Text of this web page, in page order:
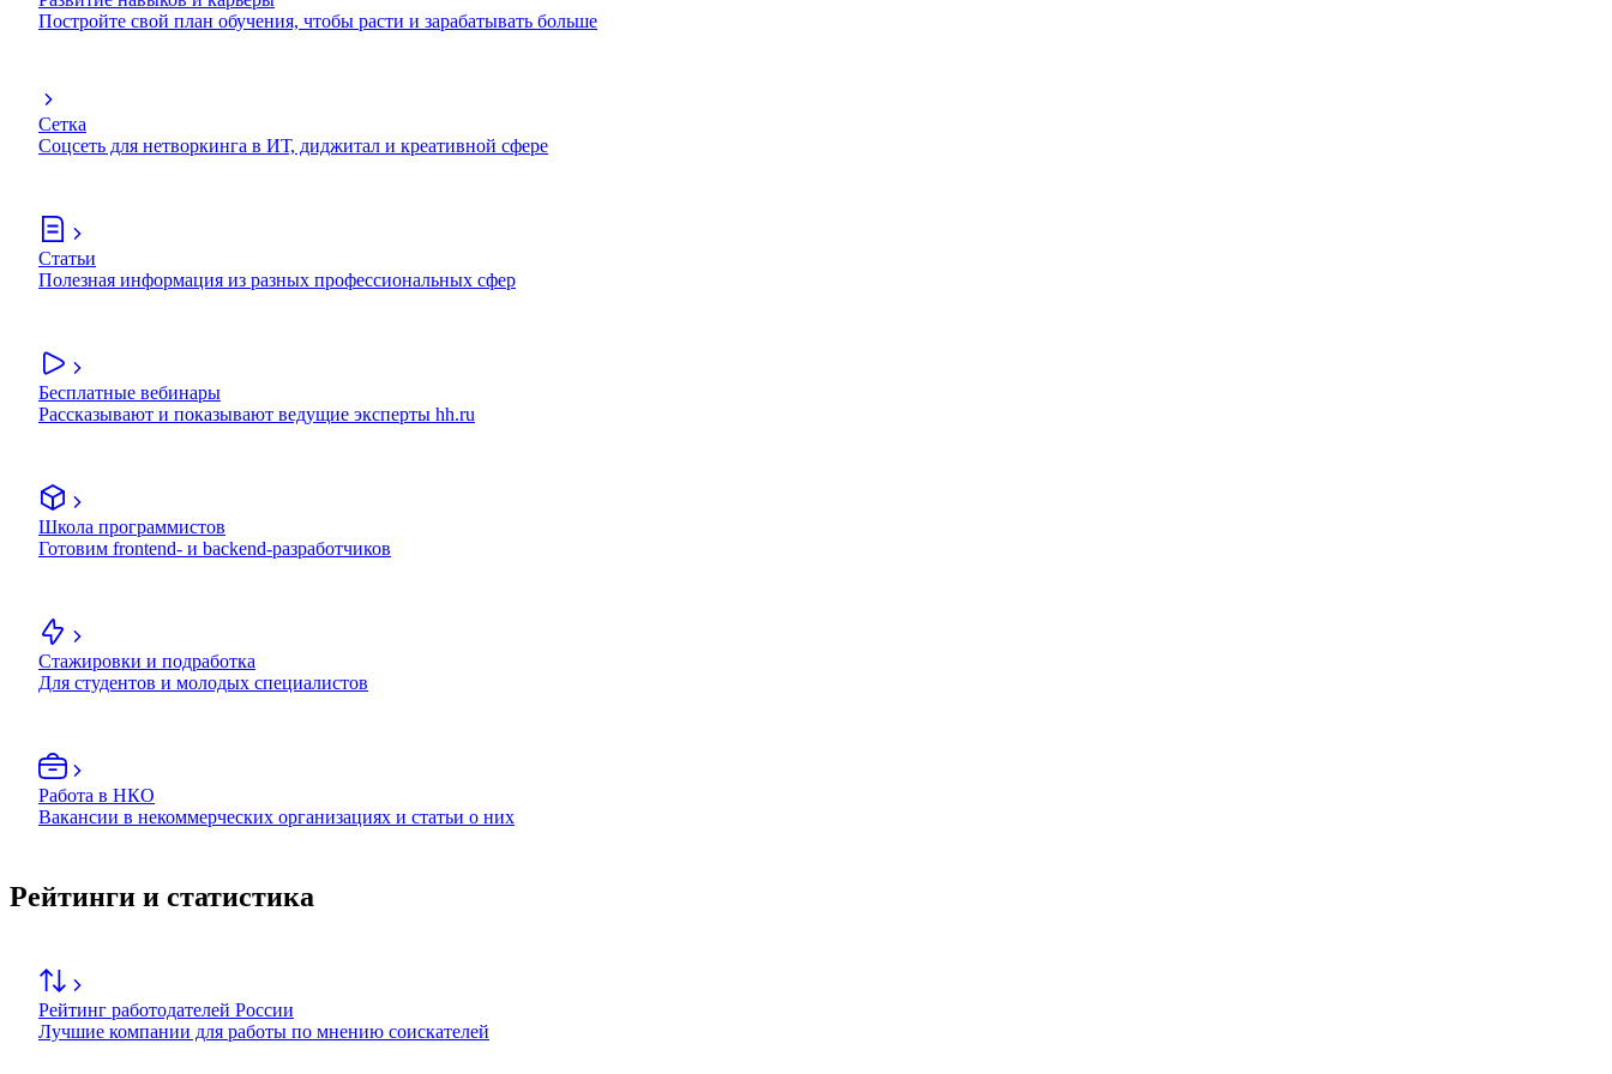
Постройте свой план обучения, чтобы расти и зарабатывать больше
Сетка
Соцсеть для нетворкинга в ИТ, диджитал и креативной сфере
Статьи
Полезная информация из разных профессиональных сфер
Бесплатные вебинары
Рассказывают и показывают ведущие эксперты hh.ru
Школа программистов
Готовим frontend- и backend-разработчиков
Стажировки и подработка
Для студентов и молодых специалистов
Работа в НКО
Вакансии в некоммерческих организациях и статьи о них
Рейтинги и статистика
Рейтинг работодателей России
Лучшие компании для работы по мнению соискателей